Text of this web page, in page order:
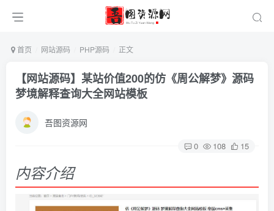
首页 网站源码 PHP源码 正文
【网站源码】某站价值200的仿《周公解梦》源码
梦境解释查询大全网站模板
吾图资源网
0 108 15
内容介绍